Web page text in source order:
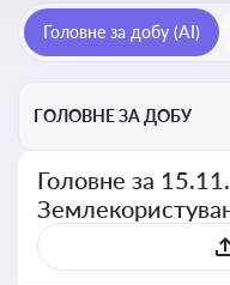
Головне за добу (AI)
ГОЛОВНЕ ЗА ДОБУ
Головне за